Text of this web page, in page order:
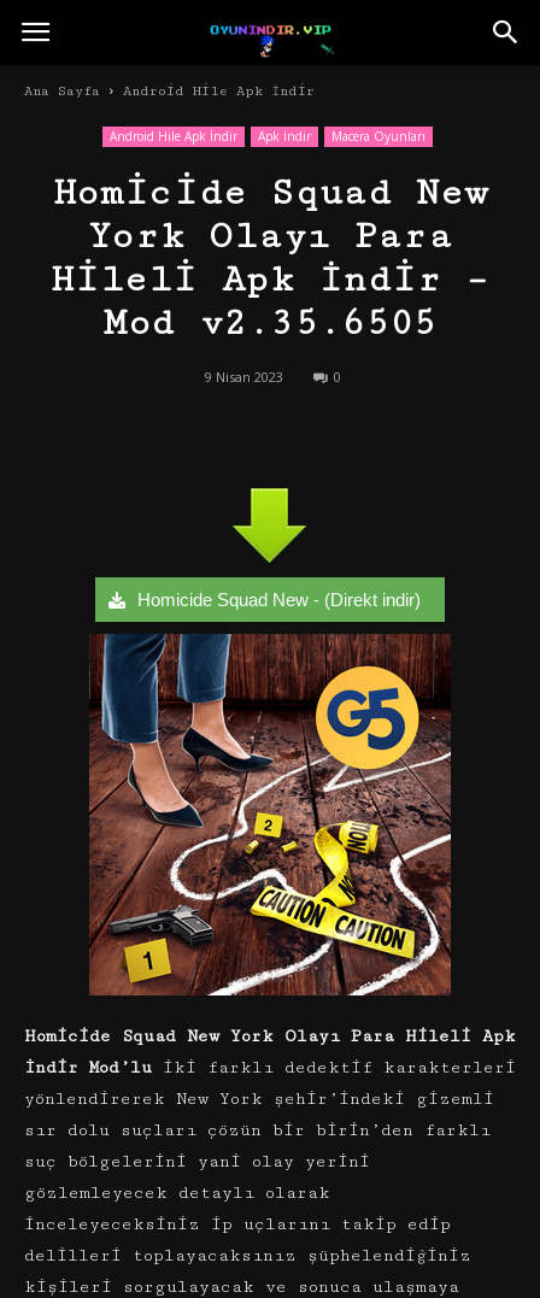
Ana Sayfa Android Hile Apk İndir
Android Hile Apk İndir Apk İndir Macera Oyunları
Homicide Squad New
York Olayı Para
Hileli Apk İndir –
Mod v2.35.6505
9 Nisan 2023 0
Homicide Squad New - (Direkt indir)
Homicide Squad New York Olayı Para Hileli Apk
İndir Mod’lu iki farklı dedektif karakterleri
yönlendirerek New York şehir’indeki gizemli
sır dolu suçları çözün bir birin’den farklı
suç bölgelerini yani olay yerini
gözlemleyecek detaylı olarak
inceleyeceksiniz ip uçlarını takip edip
delilleri toplayacaksınız şüphelendiğiniz
kişileri sorgulayacak ve sonuca ulaşmaya